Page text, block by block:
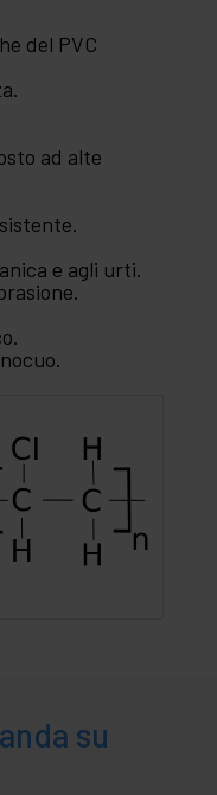
del PVC
ad alte
e agli urti.
su